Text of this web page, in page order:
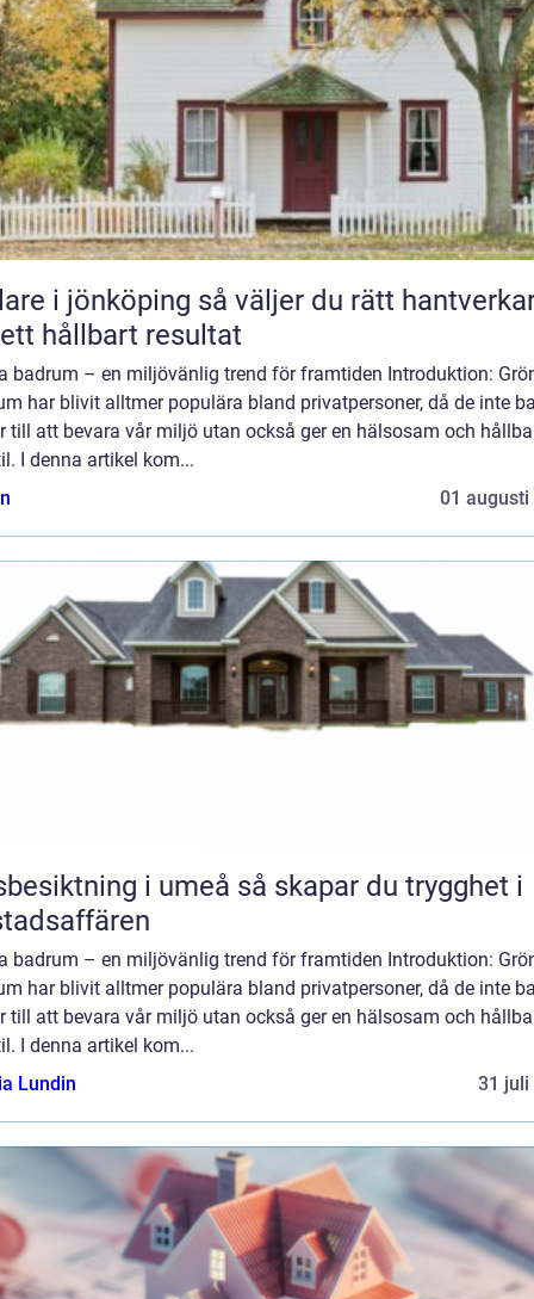
så väljer du rätt hantverkare
hållbart resultat
badrum – en miljövänlig trend för framtiden Introduktion:
har blivit alltmer populära bland privatpersoner, då de inte
till att bevara vår miljö utan också ger en hälsosam och
I denna artikel kom...
01 augusti
i umeå så skapar du trygghet i
badrum – en miljövänlig trend för framtiden Introduktion:
har blivit alltmer populära bland privatpersoner, då de inte
till att bevara vår miljö utan också ger en hälsosam och
I denna artikel kom...
Lundin
31 juli